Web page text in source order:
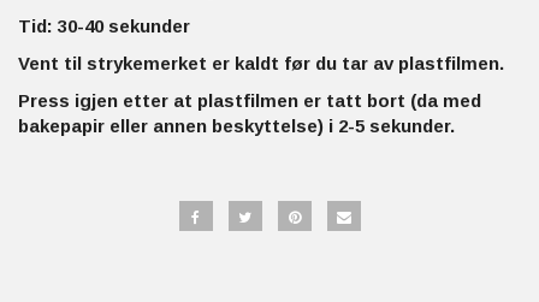
Tid: 30-40 sekunder
Vent til strykemerket er kaldt før du tar av plastfilmen.
Press igjen etter at plastfilmen er tatt bort (da med
bakepapir eller annen beskyttelse) i 2-5 sekunder.